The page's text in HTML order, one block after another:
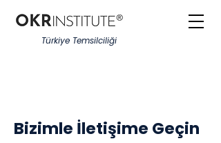
Türkiye Temsilciliği
Bizimle İletişime Geçin